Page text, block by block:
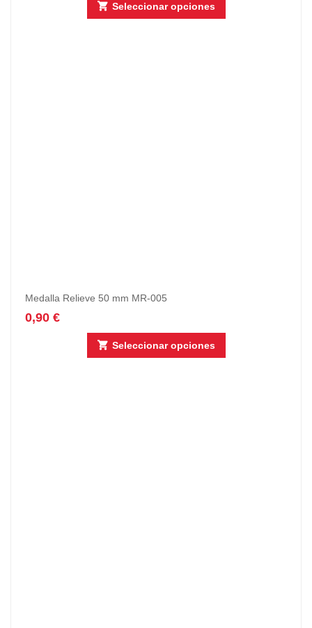
Seleccionar opciones
Medalla Relieve 50 mm MR-005
0,90 €
Seleccionar opciones